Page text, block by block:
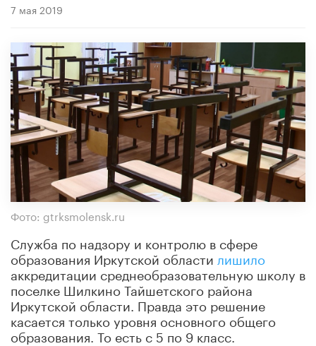
7 мая 2019
Фото: gtrksmolensk.ru
Служба по надзору и контролю в сфере
образования Иркутской области лишило
аккредитации среднеобразовательную школу в
поселке Шилкино Тайшетского района
Иркутской области. Правда это решение
касается только уровня основного общего
образования. То есть с 5 по 9 класс.